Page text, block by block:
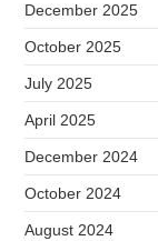
December 2025
October 2025
July 2025
April 2025
December 2024
October 2024
August 2024